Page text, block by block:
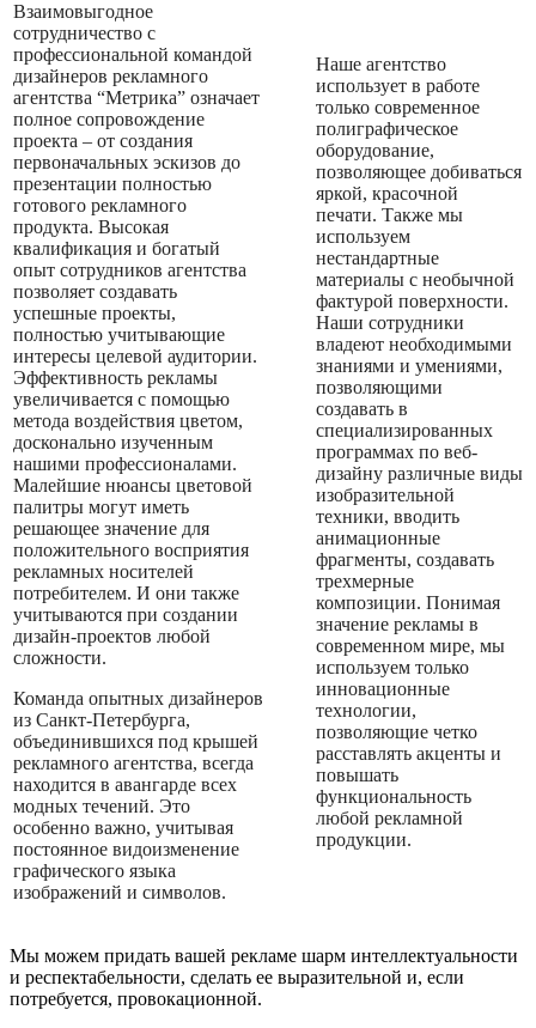
Взаимовыгодное
сотрудничество с
профессиональной командой
дизайнеров рекламного
агентства “Метрика” означает
полное сопровождение
проекта – от создания
первоначальных эскизов до
презентации полностью
готового рекламного
продукта. Высокая
квалификация и богатый
опыт сотрудников агентства
позволяет создавать
успешные проекты,
полностью учитывающие
интересы целевой аудитории.
Эффективность рекламы
увеличивается с помощью
метода воздействия цветом,
досконально изученным
нашими профессионалами.
Малейшие нюансы цветовой
палитры могут иметь
решающее значение для
положительного восприятия
рекламных носителей
потребителем. И они также
учитываются при создании
дизайн-проектов любой
сложности.
Команда опытных дизайнеров
из Санкт-Петербурга,
объединившихся под крышей
рекламного агентства, всегда
находится в авангарде всех
модных течений. Это
особенно важно, учитывая
постоянное видоизменение
графического языка
изображений и символов.
Наше агентство
использует в работе
только современное
полиграфическое
оборудование,
позволяющее добиваться
яркой, красочной
печати. Также мы
используем
нестандартные
материалы с необычной
фактурой поверхности.
Наши сотрудники
владеют необходимыми
знаниями и умениями,
позволяющими
создавать в
специализированных
программах по веб-
дизайну различные виды
изобразительной
техники, вводить
анимационные
фрагменты, создавать
трехмерные
композиции. Понимая
значение рекламы в
современном мире, мы
используем только
инновационные
технологии,
позволяющие четко
расставлять акценты и
повышать
функциональность
любой рекламной
продукции.
Мы можем придать вашей рекламе шарм интеллектуальности
и респектабельности, сделать ее выразительной и, если
потребуется, провокационной.